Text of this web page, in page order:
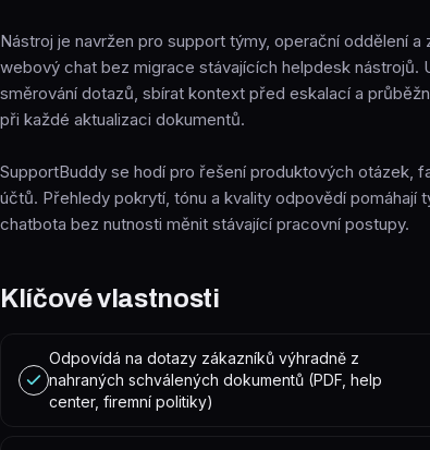
Nástroj je navržen pro support týmy, operační oddělení
webový chat bez migrace stávajících helpdesk nástrojů.
směrování dotazů, sbírat kontext před eskalací a
při každé aktualizaci dokumentů.
SupportBuddy se hodí pro řešení produktových otázek,
účtů. Přehledy pokrytí, tónu a kvality odpovědí pomáhají
chatbota bez nutnosti měnit stávající pracovní postupy.
Klíčové vlastnosti
Odpovídá na dotazy zákazníků výhradně z
nahraných schválených dokumentů (PDF, help
center, firemní politiky)